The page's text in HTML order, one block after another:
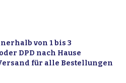
von 1 bis 3
DPD nach Hause
für alle Bestellungen